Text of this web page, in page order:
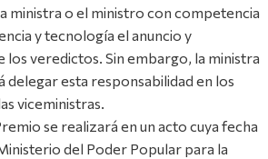
ministra o el ministro con competencia
y tecnología el anuncio y
los veredictos. Sin embargo, la ministra
delegar esta responsabilidad en los
viceministras.
se realizará en un acto cuya fecha
del Poder Popular para la